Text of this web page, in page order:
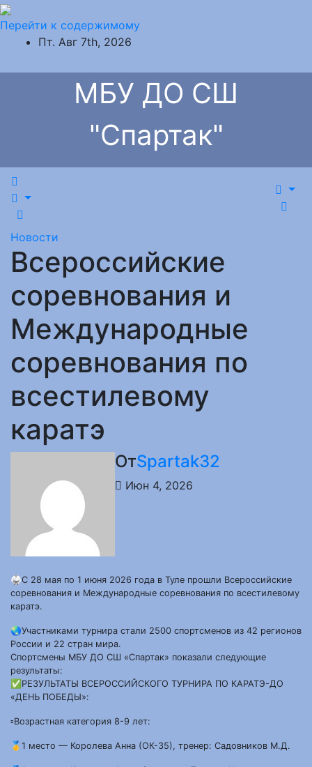
Перейти к содержимому
Пт. Авг 7th, 2026
МБУ ДО СШ
"Спартак"
Новости
Всероссийские
соревнования и
Международные
соревнования по
всестилевому
каратэ
ОтSpartak32
Июн 4, 2026
🥋С 28 мая по 1 июня 2026 года в Туле прошли Всероссийские
соревнования и Международные соревнования по всестилевому
каратэ.
🌏Участниками турнира стали 2500 спортсменов из 42 регионов
России и 22 стран мира.
Спортсмены МБУ ДО СШ «Спартак» показали следующие
результаты:
✅РЕЗУЛЬТАТЫ ВСЕРОССИЙСКОГО ТУРНИРА ПО КАРАТЭ-ДО
«ДЕНЬ ПОБЕДЫ»:
▫️Возрастная категория 8-9 лет:
🥇1 место — Королева Анна (ОК-35), тренер: Садовников М.Д.